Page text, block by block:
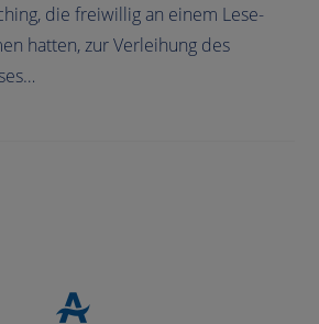
die freiwillig an einem Lese-
hatten, zur Verleihung des